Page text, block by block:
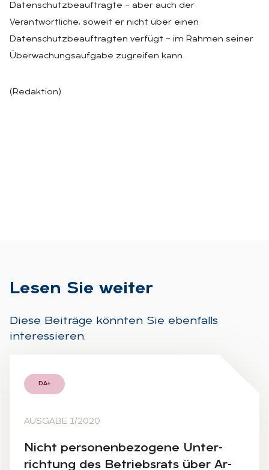
Datenschutzbeauftragte – aber auch der
Verantwortliche, soweit er nicht über einen
Datenschutzbeauftragten verfügt – im Rahmen seiner
Überwachungsaufgabe zugreifen kann.
(Redaktion)
Le­sen Sie wei­ter
Diese Beiträge könnten Sie ebenfalls
interessieren.
DA+
AUSGABE 1/2020
Nicht per­so­nen­be­zo­ge­ne Un­ter­
rich­tung des Be­triebs­rats über Ar­